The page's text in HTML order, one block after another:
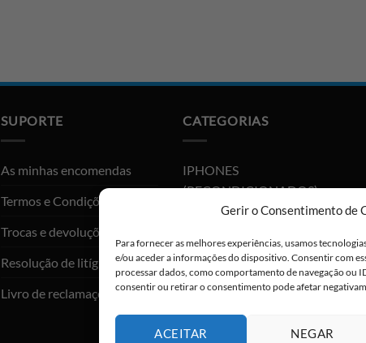
Gerir o Consentimento de
Para fornecer as melhores experiências, usamos
e/ou aceder a informações do dispositivo. Consentir com
processar dados, como comportamento de navegação ou
consentir ou retirar o consentimento pode afetar
ACEITAR NEGAR
SUPORTE
As minhas encomendas
Termos e Condições
Trocas e devoluções
Resolução de litígios
Livro de reclamações
CATEGORIAS
IPHONES
(RECONDICIONADOS)
NINTENDO SWITCH
CABOS E ADAPTADORES